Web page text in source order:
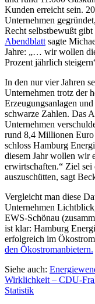
Kunden erreicht sein.
Unternehmen
Recht selbstbewußt
Abendblatt sagte
Jahre: „… wir wollen
Prozent jährlich
In den nur vier Jahren
Unternehmen trotz der
Erzeugungsanlagen
schwarze Zahlen. Das
Unternehmen
rund 8,4 Millionen Euro
schloss Hamburg
diesem Jahr wollen wir
erwirtschaften.“ Ziel sei
auszuschütten, sagt
Vergleicht man diese
Unternehmen
EWS-Schönau
ist klar: Hamburg
erfolgreich im
den Ökostromanbietern.
Siehe auch:
Wirklichkeit – CDU-
Statistik